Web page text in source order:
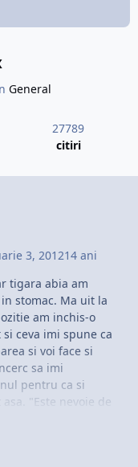
General
27789
citiri
3, 201214 ani
tigara abia am
stomac. Ma uit la
am inchis-o
ceva imi spune ca
si voi face si
sa imi
pentru ca si
"Este nevoie de